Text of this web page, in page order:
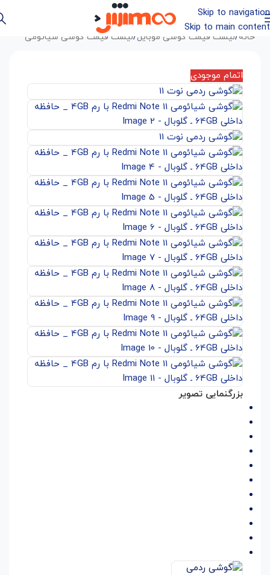
Skip to navigation
Skip to main content
خانه /لیست قیمت گوشی موبایل/لیست قیمت گوشی شیائومی
اتمام موجودی
بزرگنمایی تصویر